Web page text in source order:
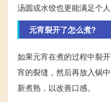
汤圆或水饺也更能满足个
元宵裂开了怎么煮?
如果元宵在煮的过程中裂
宵的裂缝，然后再放入锅
新煮熟，以改善口感。